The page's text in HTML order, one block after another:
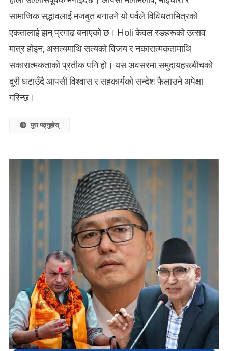
सामाजिक सद्भावलाई मजबुत बनाउने यो पर्वले विविधताभित्रको
एकतालाई झन् प्रगाढ बनाएको छ। Holi केवल रङहरूको उत्सव
मात्र होइन, असत्यमाथि सत्यको विजय र नकारात्मकतामाथि
सकारात्मकताको प्रतीक पनि हो। यस अवसरमा समुदायहरूबीचको
दूरी घटाउँदै आपसी विश्वास र सहकार्यको सन्देश फैलाउने अपेक्षा
गरिन्छ।
पुरा पढ्नुहोस्